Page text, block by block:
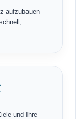
aufzubauen
und Ihre